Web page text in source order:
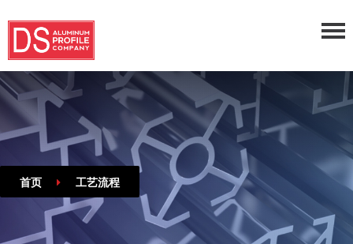
首页 工艺流程